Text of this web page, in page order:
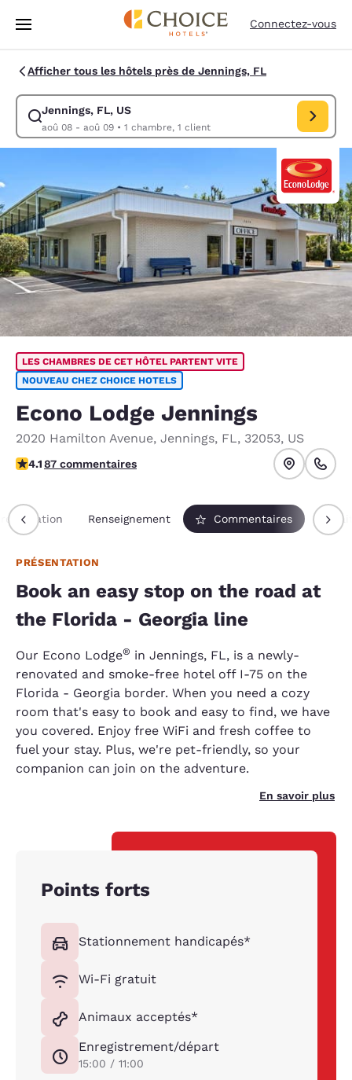
Passer à Contenu Principal
Connectez-vous
Afficher tous les hôtels près de Jennings, FL
Jennings, FL, US
aoû 08 - aoû 09• 1 chambre, 1 client
Modifiez la recherche pour Jennings, FL, US. Date d’arrivée aoû 08,
LES CHAMBRES DE CET HÔTEL PARTENT VITE
NOUVEAU CHEZ CHOICE HOTELS
Econo Lodge Jennings
2020 Hamilton Avenue, Jennings, FL, 32053, US
4.12 étoiles. Très bon.
4.187 commentaires
Renseignement Commentaires
PRÉSENTATION
Book an easy stop on the road at
the Florida - Georgia line
Our Econo Lodge® in Jennings, FL, is a newly-
renovated and smoke-free hotel off I-75 on the
Florida - Georgia border. When you need a cozy
room that's easy to book and easy to find, we have
you covered. Enjoy free WiFi and fresh coffee to
fuel your stay. Plus, we're pet-friendly, so your
companion can join on the adventure.
En savoir plus
Points forts
Stationnement handicapés*
Wi-Fi gratuit
Animaux acceptés*
Enregistrement/départ
15:00 / 11:00